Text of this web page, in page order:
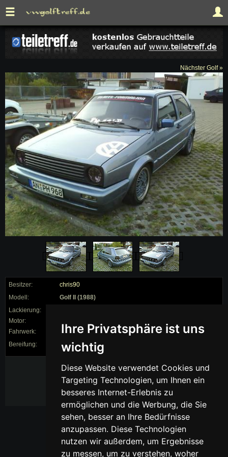
Ihre Privatsphäre ist uns
wichtig
Diese Website verwendet Cookies und
Targeting Technologien, um Ihnen ein
besseres Internet-Erlebnis zu
ermöglichen und die Werbung, die Sie
sehen, besser an Ihre Bedürfnisse
anzupassen. Diese Technologien
nutzen wir außerdem, um Ergebnisse
zu messen, um zu verstehen, woher
Nächster Golf »
Besitzer:
chris90
Modell:
Golf II (1988)
Lackierung:
Motor:
Fahrwerk:
60/40 (supersport)
Bereifung:
185/50 auf 15"
Exterieur:
supersport 60/40